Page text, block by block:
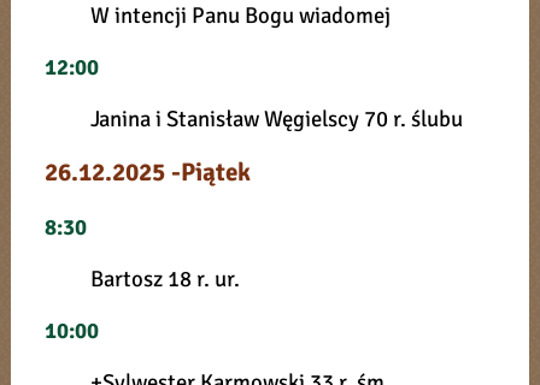
W intencji Panu Bogu wiadomej
12:00
Janina i Stanisław Węgielscy 70 r. ślubu
26.12.2025 -Piątek
8:30
Bartosz 18 r. ur.
10:00